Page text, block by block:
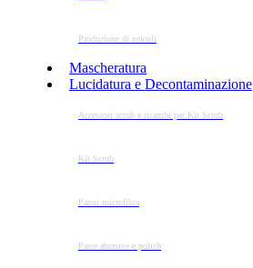
Produzione di veicoli
Mascheratura
Lucidatura e Decontaminazione
Accessori scrub e ricambi per Kit Scrub
Kit Scrub
Panni microfibra
Paste abrasive e polish